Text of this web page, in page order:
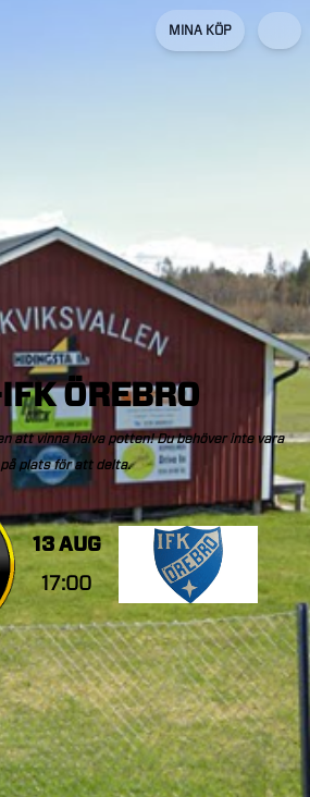
MINA KÖP
ÖREBRO
att vinna halva potten! Du behöver inte vara
på plats för att delta.
13 AUG
17:00